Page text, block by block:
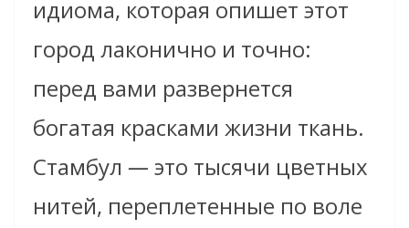
идиома, которая опишет этот
город лаконично и точно:
перед вами развернется
богатая красками жизни ткань.
Стамбул — это тысячи цветных
нитей, переплетенные по воле